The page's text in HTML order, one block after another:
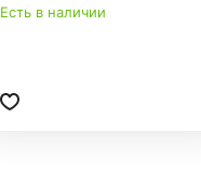
Есть в наличии